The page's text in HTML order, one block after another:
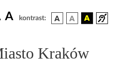
A kontrast:
Kraków